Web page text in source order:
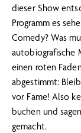
dieser Show
Programm es
Comedy? Was
autobiografische
einen roten
abgestimmt:
vor Fame! Also
buchen und
gemacht.